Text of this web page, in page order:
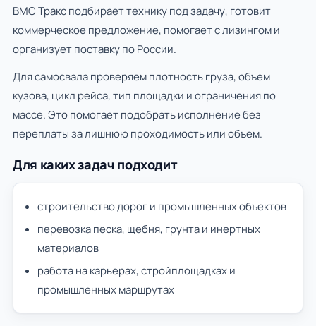
ВМС Тракс подбирает технику под задачу, готовит
коммерческое предложение, помогает с лизингом и
организует поставку по России.
Для самосвала проверяем плотность груза, объем
кузова, цикл рейса, тип площадки и ограничения по
массе. Это помогает подобрать исполнение без
переплаты за лишнюю проходимость или объем.
Для каких задач подходит
строительство дорог и промышленных объектов
перевозка песка, щебня, грунта и инертных
материалов
работа на карьерах, стройплощадках и
промышленных маршрутах